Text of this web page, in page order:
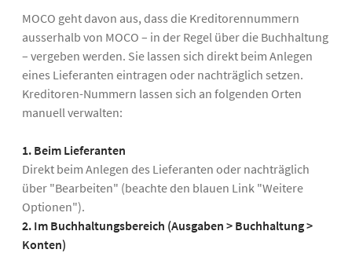
MOCO geht davon aus, dass die Kreditorennummern
ausserhalb von MOCO – in der Regel über die Buchhaltung
– vergeben werden. Sie lassen sich direkt beim Anlegen
eines Lieferanten eintragen oder nachträglich setzen.
Kreditoren-Nummern lassen sich an folgenden Orten
manuell verwalten:
1. Beim Lieferanten
Direkt beim Anlegen des Lieferanten oder nachträglich
über "Bearbeiten" (beachte den blauen Link "Weitere
Optionen").
2. Im Buchhaltungsbereich (Ausgaben > Buchhaltung >
Konten)